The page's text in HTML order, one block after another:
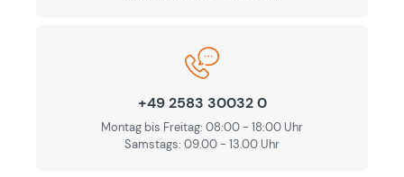
+49 2583 30032 0
Montag bis Freitag: 08:00 - 18:00 Uhr
Samstags: 09.00 - 13.00 Uhr